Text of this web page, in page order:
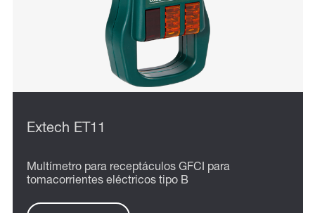
Extech ET11
Multímetro para receptáculos GFCI para
tomacorrientes eléctricos tipo B